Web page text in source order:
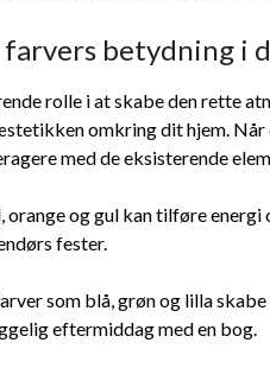
farvers betydning i
rolle i at skabe den rette
omkring dit hjem.
med de eksisterende
orange og gul kan tilføre
fester.
som blå, grøn og lilla
eftermiddag med en bog.